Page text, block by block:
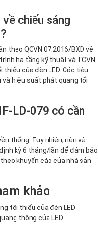
chiếu sáng
theo QCVN 07:2016/BXD về
hạ tầng kỹ thuật và TCVN
của đèn LED. Các tiêu
và hiệu suất phát quang tối
LD-079 có cần
thống. Tuy nhiên, nên vệ
kỳ 6 tháng/lần để đảm bảo
khuyến cáo của nhà sản
khảo
tối thiểu của đèn LED
thông của LED